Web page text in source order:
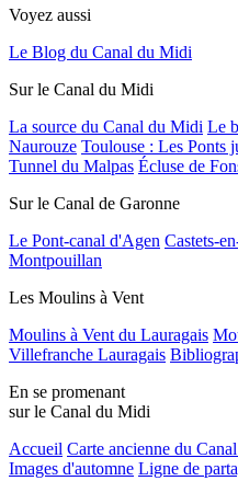
Voyez aussi
Le Blog du Canal du Midi
Sur le Canal du Midi
La source du Canal du Midi Le
Naurouze Toulouse : Les Ponts
Tunnel du Malpas Écluse de
Sur le Canal de Garonne
Le Pont-canal d'Agen Castets-
Montpouillan
Les Moulins à Vent
Moulins à Vent du Lauragais
Villefranche Lauragais
En se promenant
sur le Canal du Midi
Accueil Carte ancienne du
Images d'automne Ligne de